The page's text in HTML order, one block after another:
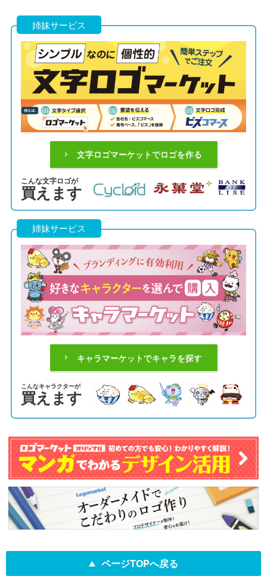
姉妹サービス
文字ロゴマーケットでロゴを作る
こんな文字ロゴが
買えます
姉妹サービス
キャラマーケットでキャラを探す
こんなキャラクターが
買えます
ページTOPへ戻る